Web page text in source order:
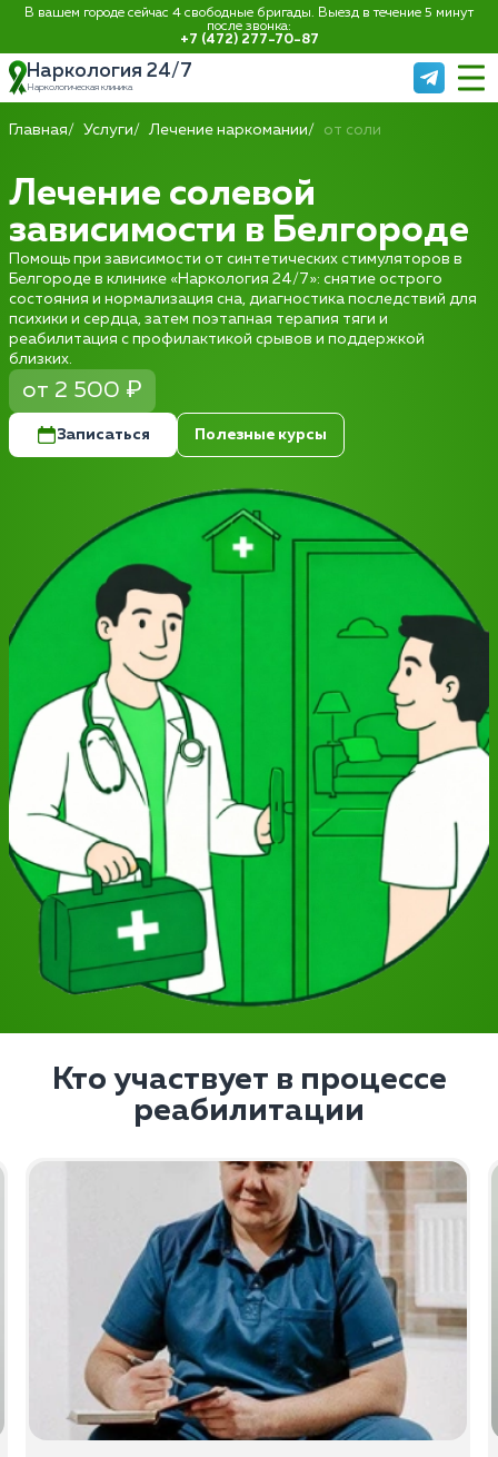
В вашем городе сейчас 4 свободные бригады. Выезд в течение 5 минут
после звонка:
+7 (472) 277-70-87
Наркология 24/7
Наркологическая клиника
Главная Услуги Лечение наркомании от соли
Лечение солевой
зависимости в Белгороде
Помощь при зависимости от синтетических стимуляторов в
Белгороде в клинике «Наркология 24/7»: снятие острого
состояния и нормализация сна, диагностика последствий для
психики и сердца, затем поэтапная терапия тяги и
реабилитация с профилактикой срывов и поддержкой
близких.
от 2 500 ₽
Записаться Полезные курсы
Кто участвует в процессе
реабилитации